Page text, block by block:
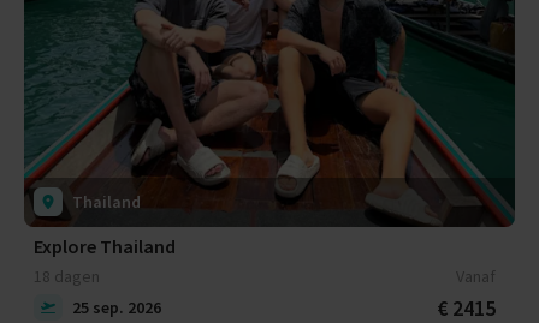
Thailand
Explore Thailand
18 dagen
Vanaf
25 sep. 2026
€ 2415